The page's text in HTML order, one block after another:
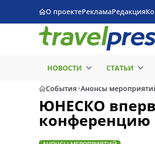
О проектеРекламаРедакция
НОВОСТИ СТАТЬИ
События Анонсы
ЮНЕСКО
конференцию